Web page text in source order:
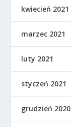
kwiecień 2021
marzec 2021
luty 2021
styczeń 2021
grudzień 2020